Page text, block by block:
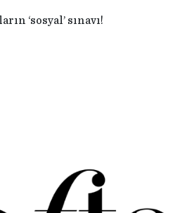
‘sosyal’ sınavı!